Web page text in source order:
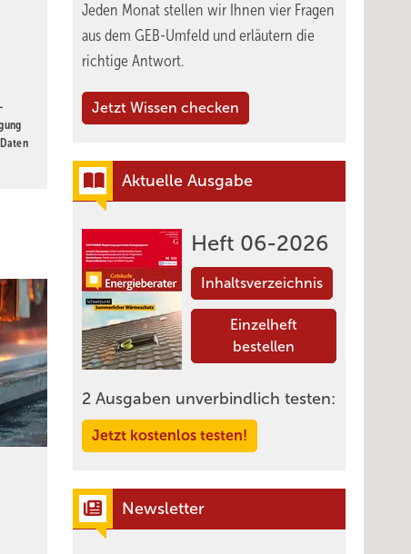
Jeden Monat stellen wir Ihnen vier Fragen
aus dem GEB-Umfeld und erläutern die
richtige Antwort.
Jetzt Wissen checken
Aktuelle Ausgabe
Heft 06-2026
Inhaltsverzeichnis
Einzelheft
bestellen
2 Ausgaben unverbindlich testen:
Jetzt kostenlos testen!
Newsletter